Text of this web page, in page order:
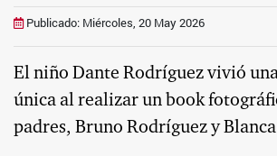
Publicado: Miércoles, 20 May 2026
El niño Dante Rodríguez vivió
única al realizar un book
padres, Bruno Rodríguez y